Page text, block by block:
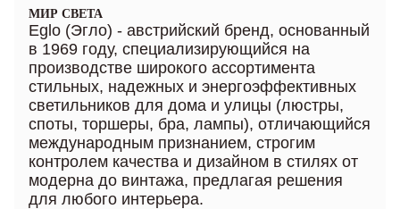
МИР СВЕТА
Eglo (Эгло) - австрийский бренд, основанный
в 1969 году, специализирующийся на
производстве широкого ассортимента
стильных, надежных и энергоэффективных
светильников для дома и улицы (люстры,
споты, торшеры, бра, лампы), отличающийся
международным признанием, строгим
контролем качества и дизайном в стилях от
модерна до винтажа, предлагая решения
для любого интерьера.